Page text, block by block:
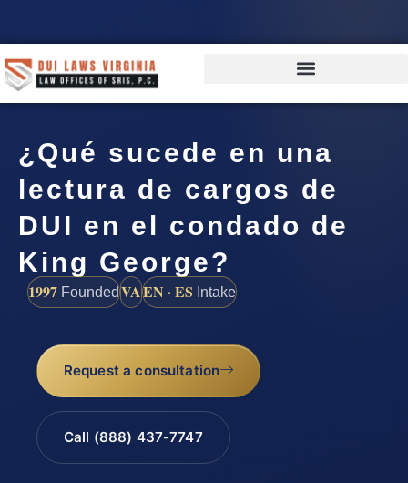
¿Qué sucede en una
lectura de cargos de
DUI en el condado de
King George?
1997 FoundedVAEN · ES Intake
Request a consultation
Call (888) 437-7747